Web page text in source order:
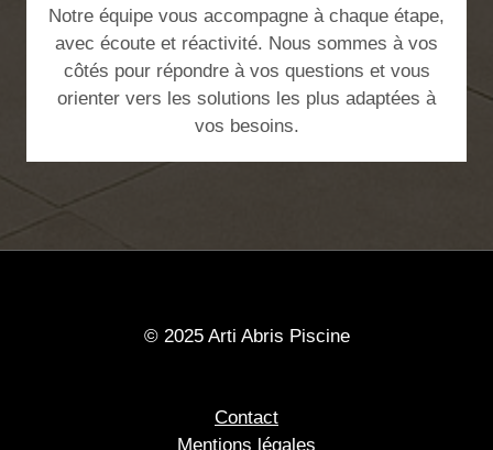
Notre équipe vous accompagne à chaque étape,
avec écoute et réactivité. Nous sommes à vos
côtés pour répondre à vos questions et vous
orienter vers les solutions les plus adaptées à
vos besoins.
© 2025 Arti Abris Piscine
Contact
Mentions légales